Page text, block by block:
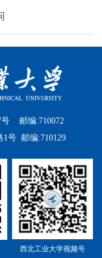
号 邮编:710072
1号 邮编:710129
西北工业大学视频号